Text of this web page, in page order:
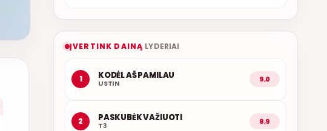
ĮVERTINK DAINĄ LYDERIAI
1 KODĖL AŠ PAMILAU
USTIN 9,0
2 PASKUBĖK VAŽIUOTI
T3 8,9